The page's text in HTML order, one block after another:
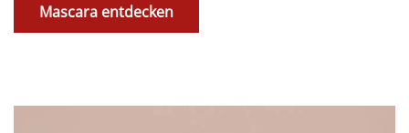
Mascara entdecken